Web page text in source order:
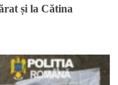
și la Cătina